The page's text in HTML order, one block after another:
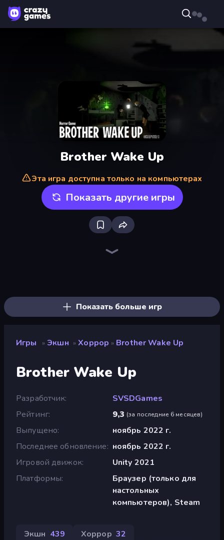
Brother Wake Up
Эта игра доступна только на компьютерах
Показать другие игры
Показать больше игр
Игры » Экшн » Хоррор » Brother Wake Up
Brother Wake Up
Разработчик
SVSDGames
Рейтинг
9,3 (за последние 6 месяцев)
Выпущено
ноябрь 2022 г.
Последнее обновление
ноябрь 2022 г.
Игровой движок
Unity 2021
Платформы
Браузер (только для
настольных
компьютеров), Steam
Экшн 439 Хоррор 32